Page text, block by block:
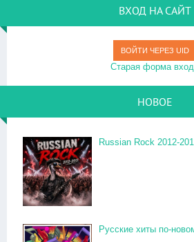
ВХОД НА САЙТ
ВОЙТИ ЧЕРЕЗ UID
Старая форма
НОВОЕ
Russian Rock 2012-
Русские хиты по-